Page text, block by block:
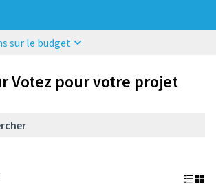
sur le budget
Votez pour votre projet